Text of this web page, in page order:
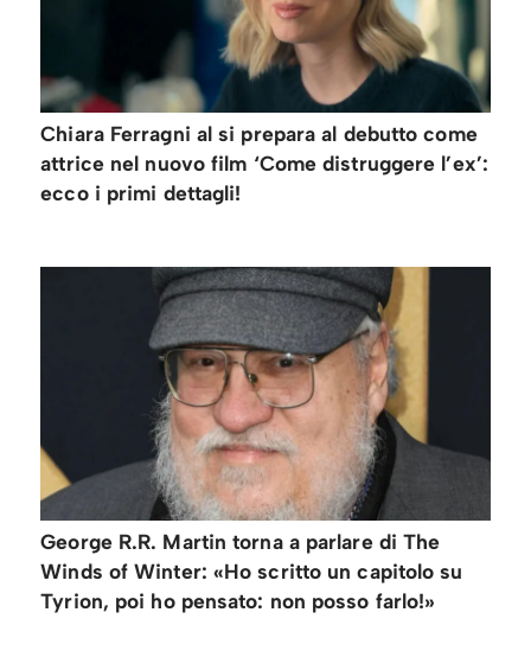
Chiara Ferragni al si prepara al debutto come
attrice nel nuovo film ‘Come distruggere l’ex’:
ecco i primi dettagli!
George R.R. Martin torna a parlare di The
Winds of Winter: «Ho scritto un capitolo su
Tyrion, poi ho pensato: non posso farlo!»